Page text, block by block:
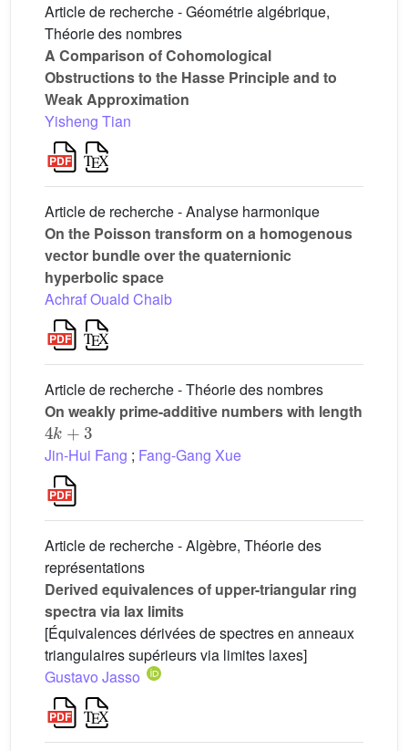
Article de recherche - Géométrie algébrique,
Théorie des nombres
A Comparison of Cohomological
Obstructions to the Hasse Principle and to
Weak Approximation
Yisheng Tian
Article de recherche - Analyse harmonique
On the Poisson transform on a homogenous
vector bundle over the quaternionic
hyperbolic space
Achraf Ouald Chaib
Article de recherche - Théorie des nombres
On weakly prime-additive numbers with length
4k +3
Jin-Hui Fang ; Fang-Gang Xue
Article de recherche - Algèbre, Théorie des
représentations
Derived equivalences of upper-triangular ring
spectra via lax limits
[Équivalences dérivées de spectres en anneaux
triangulaires supérieurs via limites laxes]
Gustavo Jasso